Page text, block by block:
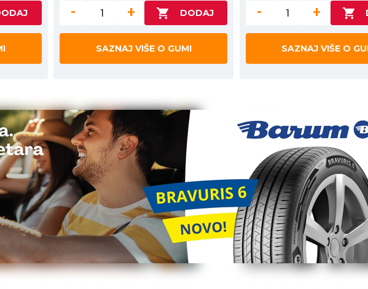
- +
SAZNAJ VIŠE O GUMI
- +
SAZNAJ VIŠE O